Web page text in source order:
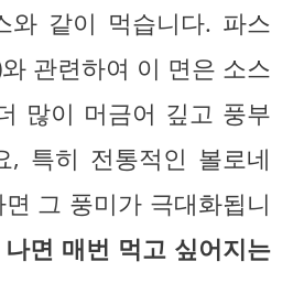
와 같이 먹습니다. 파스
관련하여 이 면은 소스
많이 머금어 깊고 풍부
, 특히 전통적인 볼로네
그 풍미가 극대화됩니
면 매번 먹고 싶어지는